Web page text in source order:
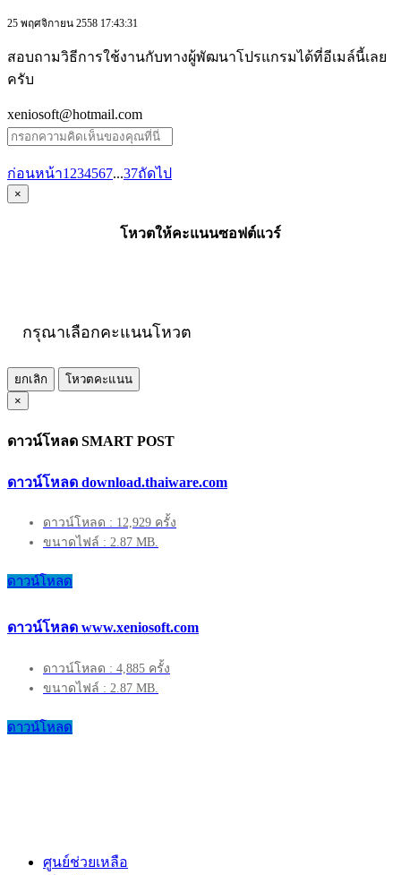
25 พฤศจิกายน 2558 17:43:31
สอบถามวิธีการใช้งานกับทางผู้พัฒนาโปรแกรมได้ที่อีเมล์นี้เลย
ครับ
xeniosoft@hotmail.com
ก่อนหน้า1 234567...37ถัดไป
×
โหวตให้คะแนนซอฟต์แวร์
กรุณาเลือกคะแนนโหวต
ยกเลิก
โหวตคะแนน
×
ดาวน์โหลด SMART POST
ดาวน์โหลด download.thaiware.com
ดาวน์โหลด : 12,929 ครั้ง
ขนาดไฟล์ : 2.87 MB.
ดาวน์โหลด
ดาวน์โหลด www.xeniosoft.com
ดาวน์โหลด : 4,885 ครั้ง
ขนาดไฟล์ : 2.87 MB.
ดาวน์โหลด
ศูนย์ช่วยเหลือ